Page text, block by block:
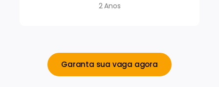
2 Anos
Garanta sua vaga agora